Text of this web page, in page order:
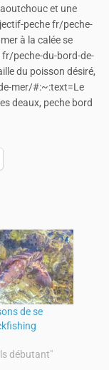
et une
peche fr/peche-
à la calée se
peche-du-bord-de-
du poisson désiré,
mer/#:~:text=Le
deaux, peche bord
de se
débutant"